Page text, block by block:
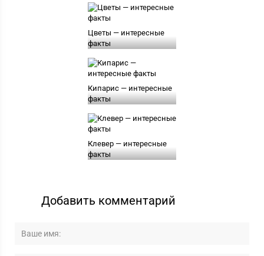
Цветы — интересные
факты
Кипарис — интересные
факты
Клевер — интересные
факты
Добавить комментарий